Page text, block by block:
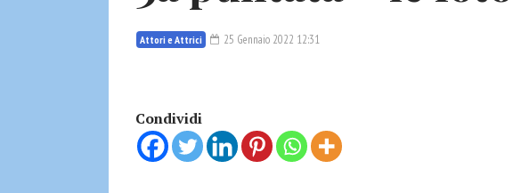
Attori e Attrici 25 Gennaio 2022 12:31
Condividi